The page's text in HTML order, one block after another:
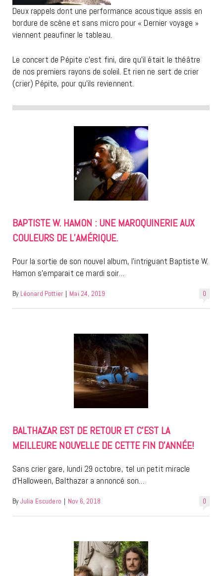
Deux rappels dont une performance acoustique assis en
bordure de scène et sans micro pour « Dernier voyage »
viennent peaufiner le tableau.
Le concert de Pépite c’est fini, dire qu’il était le théâtre
de nos premiers rayons de soleil. Et rien ne sert de crier
(crier) Pépite, pour qu’ils reviennent.
BAPTISTE W. HAMON : UNE MAROQUINERIE AUX
COULEURS DE L’AMÉRIQUE.
Pour la sortie de son nouvel album, l’intriguant Baptiste W.
Hamon s’emparait ce mardi soir…
0
By Léonard Pottier | Mai 24, 2019
BALTHAZAR EST DE RETOUR ET C’EST LA
MEILLEURE NOUVELLE DE CETTE FIN D’ANNÉE!
Sans crier gare, lundi 29 octobre, tel un petit miracle
d’Halloween, Balthazar a annoncé son…
0
By Julia Escudero | Nov 6, 2018